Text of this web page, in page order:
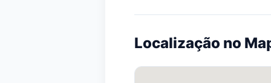
Localização no